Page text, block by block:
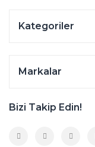
Kategoriler
Markalar
Bizi Takip Edin!